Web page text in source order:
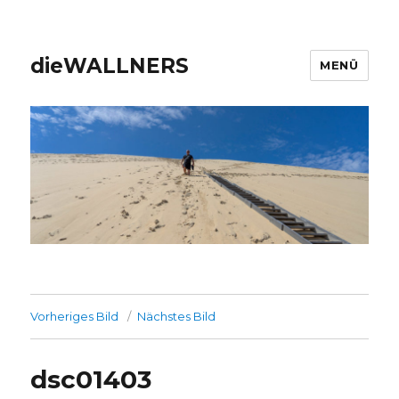
dieWALLNERS MENÜ
Vorheriges Bild Nächstes Bild
dsc01403